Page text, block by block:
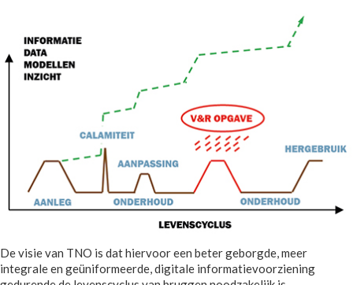
De visie van TNO is dat hiervoor een beter geborgde, meer
integrale en geüniformeerde, digitale informatievoorziening